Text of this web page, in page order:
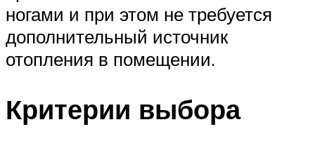
ногами и при этом не требуется
дополнительный источник
отопления в помещении.
Критерии выбора